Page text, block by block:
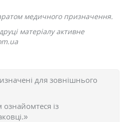
медичного призначення.
матеріалу активне
для зовнішнього
із